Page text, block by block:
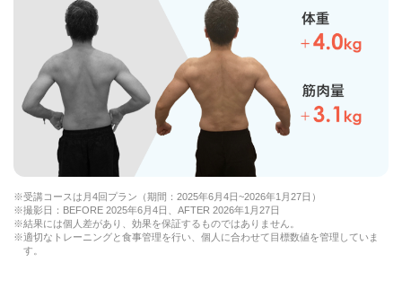
※受講コースは月4回プラン（期間：2025年6月4日~2026年1月27日）
※撮影日：BEFORE 2025年6月4日、AFTER 2026年1月27日
※結果には個人差があり、効果を保証するものではありません。
※適切なトレーニングと食事管理を行い、個人に合わせて目標数値を管理していま
す。